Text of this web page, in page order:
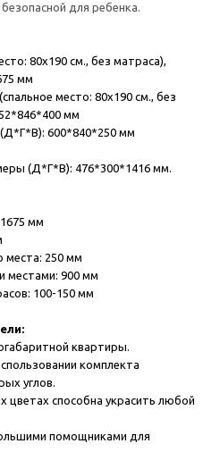
для ребенка.
80х190 см., без матраса),
мм
место: 80х190 см., без
мм
600*840*250 мм
(Д*Г*В): 476*300*1416 мм.
мм
места: 250 мм
местами: 900 мм
100-150 мм
квартиры.
комплекта
углов.
цветах способна украсить любой
помощниками для